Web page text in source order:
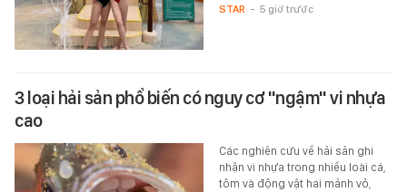
STAR - 5 giờ trước
3 loại hải sản phổ biến có nguy cơ "ngậm" vi nhựa
cao
Các nghiên cứu về hải sản ghi
nhận vi nhựa trong nhiều loài cá,
tôm và động vật hai mảnh vỏ,